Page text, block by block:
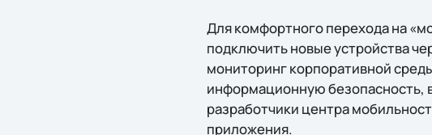
Для комфортного перехода на
подключить новые устройства
мониторинг корпоративной
информационную безопасность,
разработчики центра
приложения.